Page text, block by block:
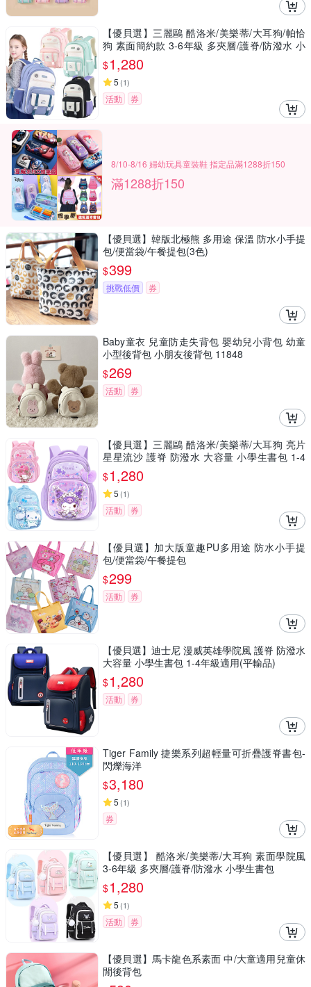
【優貝選】三麗鷗 酷洛米/美樂蒂/大耳狗/帕恰
狗 素面簡約款 3-6年級 多夾層/護脊/防潑水 小
學生書包
$1,280
5 (1)
活動 券
8/10-8/16 婦幼玩具童裝鞋 指定品滿1288折150
滿1288折150
【優貝選】韓版北極熊 多用途 保溫 防水小手提
包/便當袋/午餐提包(3色)
$399
挑戰低價 券
Baby童衣 兒童防走失背包 嬰幼兒小背包 幼童
小型後背包 小朋友後背包 11848
$269
活動 券
【優貝選】三麗鷗 酷洛米/美樂蒂/大耳狗 亮片
星星流沙 護脊 防潑水 大容量 小學生書包 1-4
年級適用
$1,280
5 (1)
活動 券
【優貝選】加大版童趣PU多用途 防水小手提
包/便當袋/午餐提包
$299
活動 券
【優貝選】迪士尼 漫威英雄學院風 護脊 防潑水
大容量 小學生書包 1-4年級適用(平輸品)
$1,280
活動 券
Tiger Family 捷樂系列超輕量可折疊護脊書包-
閃爍海洋
$3,180
5 (1)
券
【優貝選】 酷洛米/美樂蒂/大耳狗 素面學院風
3-6年級 多夾層/護脊/防潑水 小學生書包
$1,280
5 (1)
活動 券
【優貝選】馬卡龍色系素面 中/大童適用兒童休
閒後背包